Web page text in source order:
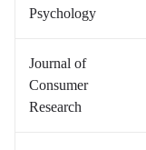
Psychology
Journal of
Consumer
Research